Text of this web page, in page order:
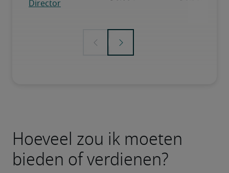
Hoeveel zou ik moeten
bieden of verdienen?